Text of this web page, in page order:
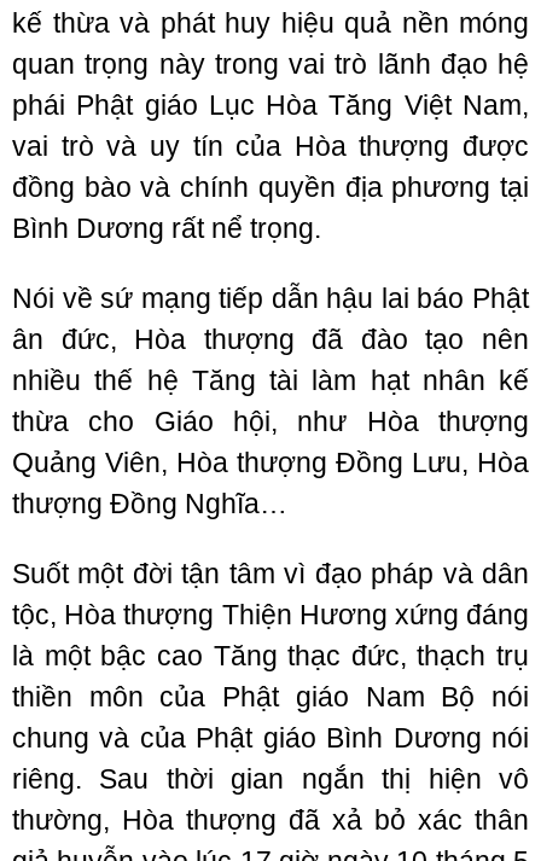
kế thừa và phát huy hiệu quả nền móng
quan trọng này trong vai trò lãnh đạo hệ
phái Phật giáo Lục Hòa Tăng Việt Nam,
vai trò và uy tín của Hòa thượng được
đồng bào và chính quyền địa phương tại
Bình Dương rất nể trọng.
Nói về sứ mạng tiếp dẫn hậu lai báo Phật
ân đức, Hòa thượng đã đào tạo nên
nhiều thế hệ Tăng tài làm hạt nhân kế
thừa cho Giáo hội, như Hòa thượng
Quảng Viên, Hòa thượng Đồng Lưu, Hòa
thượng Đồng Nghĩa…
Suốt một đời tận tâm vì đạo pháp và dân
tộc, Hòa thượng Thiện Hương xứng đáng
là một bậc cao Tăng thạc đức, thạch trụ
thiền môn của Phật giáo Nam Bộ nói
chung và của Phật giáo Bình Dương nói
riêng. Sau thời gian ngắn thị hiện vô
thường, Hòa thượng đã xả bỏ xác thân